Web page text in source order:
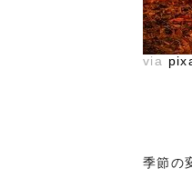
via
季節の